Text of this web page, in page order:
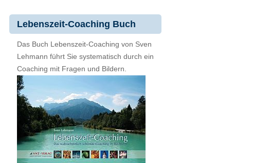
Lebenszeit-Coaching Buch
Das Buch Lebenszeit-Coaching von Sven
Lehmann führt Sie systematisch durch ein
Coaching mit Fragen und Bildern.